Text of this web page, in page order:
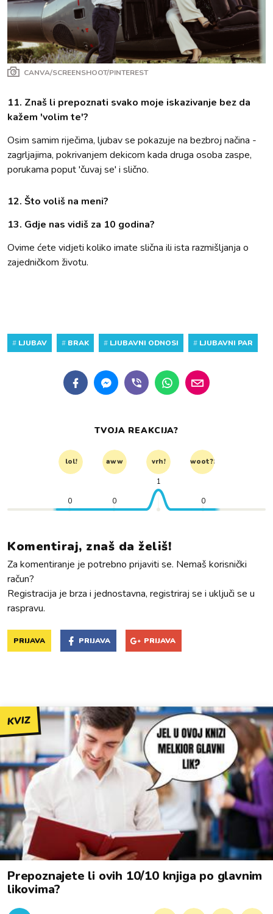
CANVA/SCREENSHOOT/PINTEREST
11. Znaš li prepoznati svako moje iskazivanje bez da
kažem 'volim te'?
Osim samim riječima, ljubav se pokazuje na bezbroj načina -
zagrljajima, pokrivanjem dekicom kada druga osoba zaspe,
porukama poput 'čuvaj se' i slično.
12. Što voliš na meni?
13. Gdje nas vidiš za 10 godina?
Ovime ćete vidjeti koliko imate slična ili ista razmišljanja o
zajedničkom životu.
# LJUBAV # BRAK # LJUBAVNI ODNOSI # LJUBAVNI PAR
TVOJA REAKCIJA?
lol! aww vrh! woot?!
0 0
1
0
Komentiraj, znaš da želiš!
Za komentiranje je potrebno prijaviti se. Nemaš korisnički
račun?
Registracija je brza i jednostavna, registriraj se i uključi se u
raspravu.
PRIJAVA PRIJAVA PRIJAVA
KVIZ
Prepoznajete li ovih 10/10 knjiga po glavnim
likovima?